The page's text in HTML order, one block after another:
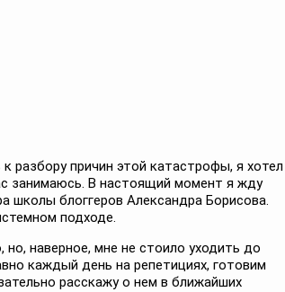
разбору причин этой катастрофы, я хотел
занимаюсь. В настоящий момент я жду
школы блоггеров Александра Борисова.
подходе.
но, наверное, мне не стоило уходить до
каждый день на репетициях, готовим
расскажу о нем в ближайших